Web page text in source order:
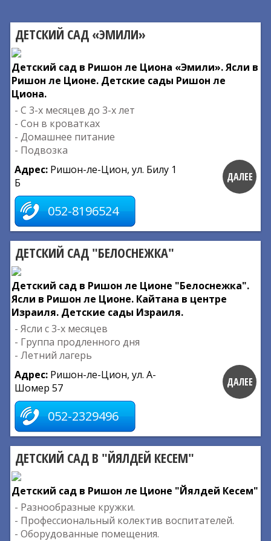
ДЕТСКИЙ САД «ЭМИЛИ»
Детский сад в Ришон ле Циона «Эмили». Ясли в
Ришон ле Ционе. Детские сады Ришон ле
Циона.
- С 3-х месяцев до 3-х лет
- Сон в кроватках
- Домашнее питание
- Подвозка
Адрес: Ришон-ле-Цион, ул. Билу 1
Б
052-8196524
ДАЛЕЕ
ДЕТСКИЙ САД "БЕЛОСНЕЖКА"
Детский сад в Ришон ле Ционе "Белоснежка".
Ясли в Ришон ле Ционе. Кайтана в центре
Израиля. Детские сады Израиля.
- Ясли с 3-х месяцев
- Группа продленного дня
- Летний лагерь
Адрес: Ришон-ле-Цион, ул. А-
Шомер 57
052-2329496
ДАЛЕЕ
ДЕТСКИЙ САД В "ЙЯЛДЕЙ КЕСЕМ"
Детский сад в Ришон ле Ционе "Йялдей Кесем"
- Разнообразные кружки.
- Профессиональный колектив воспитателей.
- Оборудованные помещения.